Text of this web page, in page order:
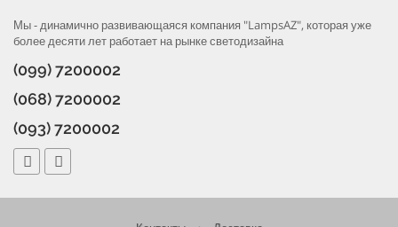
Мы - динамично развивающаяся компания "LampsAZ", которая уже
более десяти лет работает на рынке светодизайна
(099) 7200002
(068) 7200002
(093) 7200002